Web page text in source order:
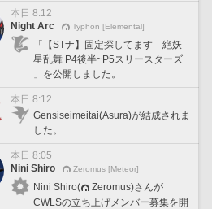
本日 8:12
Night Arc
Typhon [Elemental]
「【STナ】固定探してます 絶妖
星乱舞 P4後半~P5スリースターズ
」を公開しました。
本日 8:12
Gensiseimeitai(Asura)が結成されま
した。
本日 8:05
Nini Shiro
Zeromus [Meteor]
Nini Shiro(
Zeromus)さんが
CWLSの立ち上げメンバー募集を開